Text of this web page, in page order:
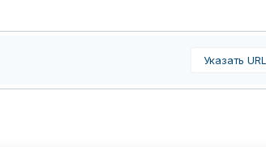
Указать